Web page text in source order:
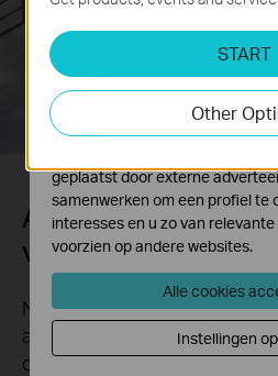
Aanpasbaar
visueel alarm
Neem aangepaste audio op
alarm. Het ultraheldere en
om ongewenste bezoekers
START
Other
Analyse en Marketing Cookies
Cookies voor analyse geven ons
activiteiten op onze website te
functionaliteit van de website
verbeteren.
geplaatst door externe
samenwerken om een profiel te
interesses en u zo van
voorzien op andere websites.
Alle cookies
Instellingen